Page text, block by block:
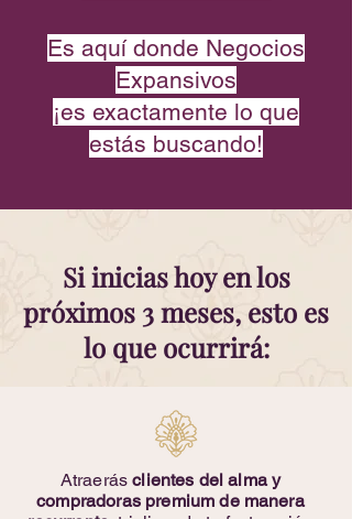
Es aquí donde Negocios
Expansivos
¡es exactamente lo que
estás buscando!
Si inicias hoy en los
próximos 3 meses, esto es
lo que ocurrirá:
Atraerásclientes del alma y
compradoras premium de manera